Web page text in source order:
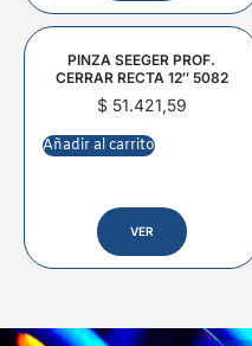
PINZA SEEGER PROF.
CERRAR RECTA 12″ 5082
$51.421,59
Añadir al carrito
VER